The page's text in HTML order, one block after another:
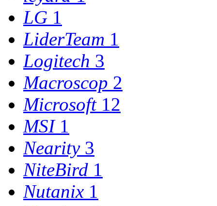
LG 1
LiderTeam 1
Logitech 3
Macroscop 2
Microsoft 12
MSI 1
Nearity 3
NiteBird 1
Nutanix 1